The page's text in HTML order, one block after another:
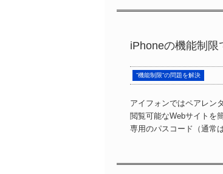
iPhoneの機能制限
”機能制限”の問題を解決
アイフォンではペアレン
閲覧可能なWebサイトを
専用のパスコード（通常